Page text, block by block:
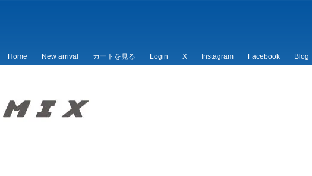
Home New arrival カートを見る Login X Instagram Facebook Blog